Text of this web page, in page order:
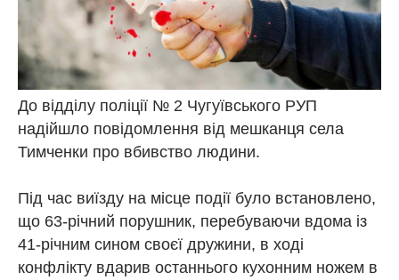
До відділу поліції № 2 Чугуївського РУП
надійшло повідомлення від мешканця села
Тимченки про вбивство людини.
Під час виїзду на місце події було встановлено,
що 63-річний порушник, перебуваючи вдома із
41-річним сином своєї дружини, в ході
конфлікту вдарив останнього кухонним ножем в